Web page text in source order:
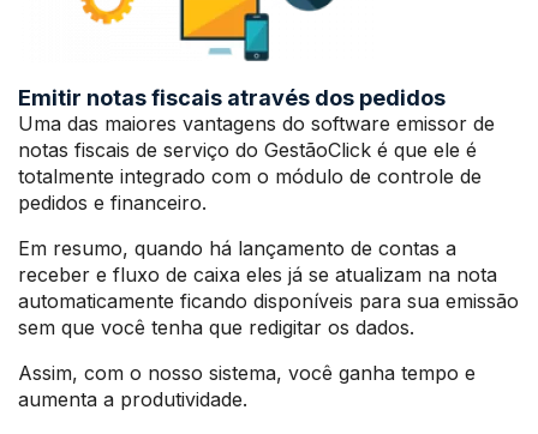
Emitir notas fiscais através dos pedidos
Uma das maiores vantagens do software emissor de
notas fiscais de serviço do GestãoClick é que ele é
totalmente integrado com o módulo de controle de
pedidos e financeiro.
Em resumo, quando há lançamento de contas a
receber e fluxo de caixa eles já se atualizam na nota
automaticamente ficando disponíveis para sua emissão
sem que você tenha que redigitar os dados.
Assim, com o nosso sistema, você ganha tempo e
aumenta a produtividade.